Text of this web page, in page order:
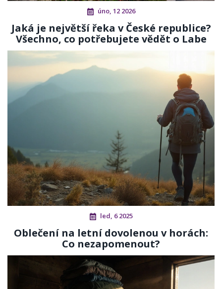
úno, 12 2026
Jaká je největší řeka v České republice?
Všechno, co potřebujete vědět o Labe
led, 6 2025
Oblečení na letní dovolenou v horách:
Co nezapomenout?